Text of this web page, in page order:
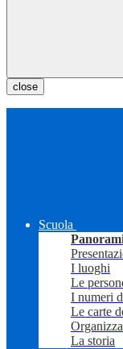
close
Scuola
I luoghi
Le
I numeri
Le carte
La storia